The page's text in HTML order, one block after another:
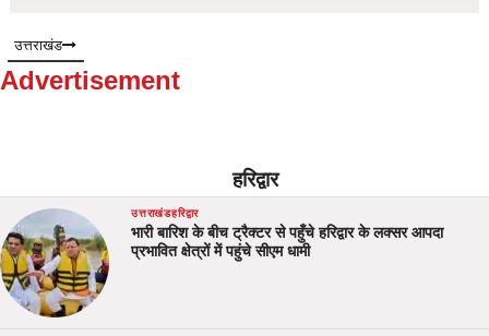
उत्तराखंड
Advertisement
हरिद्वार
उत्तराखंडहरिद्वार
भारी बारिश के बीच ट्रैक्टर से पहुँचे हरिद्वार के लक्सर आपदा
प्रभावित क्षेत्रों में पहुंचे सीएम धामी